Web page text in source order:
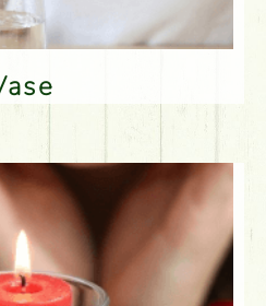
Vase